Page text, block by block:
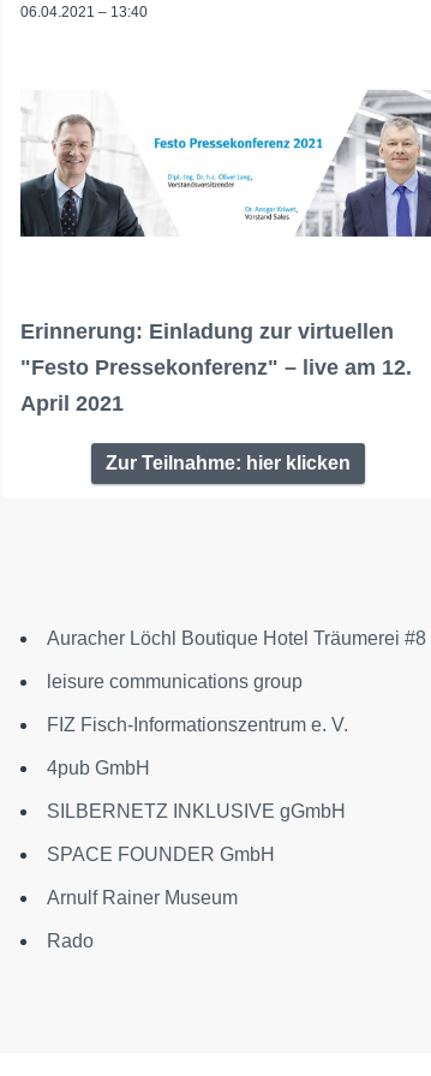
06.04.2021 – 13:40
Erinnerung: Einladung zur virtuellen
"Festo Pressekonferenz" – live am 12.
April 2021
Zur Teilnahme: hier klicken
Auracher Löchl Boutique Hotel Träumerei #8
leisure communications group
FIZ Fisch-Informationszentrum e. V.
4pub GmbH
SILBERNETZ INKLUSIVE gGmbH
SPACE FOUNDER GmbH
Arnulf Rainer Museum
Rado